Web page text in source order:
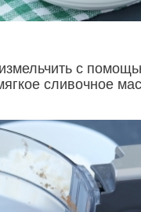
с
сливочное